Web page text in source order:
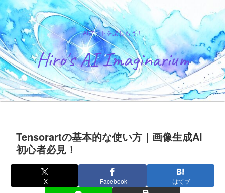
AIアートを楽しもう！
Hiro's AI Imaginarium
Tensorartの基本的な使い方｜画像生成AI
初心者必見！
X Facebook はてブ